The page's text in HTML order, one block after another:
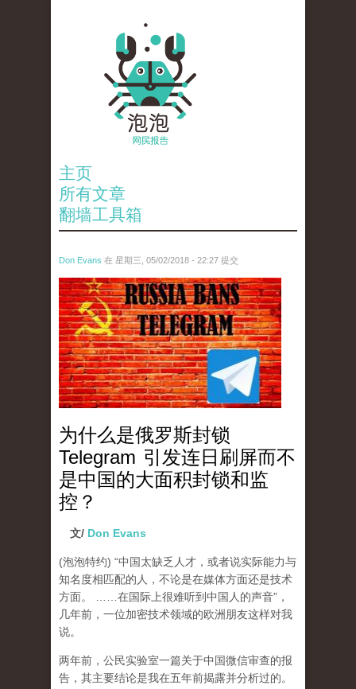
主页
所有文章
翻墙工具箱
Don Evans 在 星期三, 05/02/2018 - 22:27 提交
tou_.jpeg
为什么是俄罗斯封锁
Telegram 引发连日刷屏而不
是中国的大面积封锁和监
控？
文/ Don Evans
(泡泡特约) “中国太缺乏人才，或者说实际能力与
知名度相匹配的人，不论是在媒体方面还是技术
方面。 ……在国际上很难听到中国人的声音”，
几年前，一位加密技术领域的欧洲朋友这样对我
说。
两年前，公民实验室一篇关于中国微信审查的报
告，其主要结论是我在五年前揭露并分析过的。